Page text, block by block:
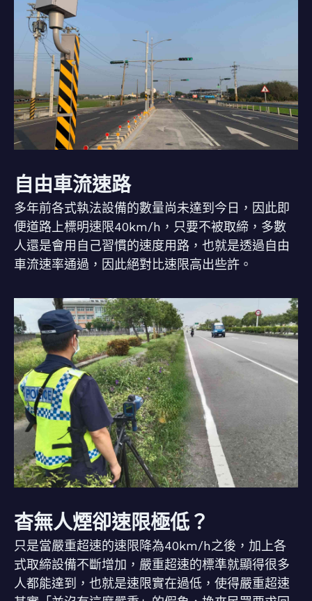
自由車流速路
多年前各式執法設備的數量尚未達到今日，因此即
便道路上標明速限40km/h，只要不被取締，多數
人還是會用自己習慣的速度用路，也就是透過自由
車流速率通過，因此絕對比速限高出些許。
杳無人煙卻速限極低？
只是當嚴重超速的速限降為40km/h之後，加上各
式取締設備不斷增加，嚴重超速的標準就顯得很多
人都能達到，也就是速限實在過低，使得嚴重超速